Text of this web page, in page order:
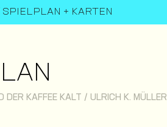
SPIELPLAN + KARTEN
DER KAFFEE KALT / ULRICH K. MÜLLER